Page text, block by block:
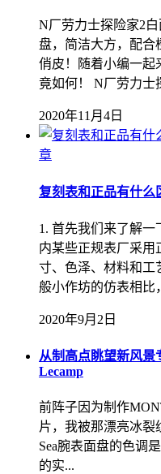
N厂劳力士探险家2
盘，简洁大方，配合
俏皮！随着小编一起
竟如何！ N厂劳力士
2020年11月4日
章
复刻表和正品有什么
1. 首先我们来了解一
内某些正规表厂采用
寸、色泽、材料和工
般小作坊的仿表相比
2020年9月2日
从制高点眺望新风
Lecamp
前阵子因为制作
片，我被那漂亮冰裂
Sea腕表面盘的色调
的实...